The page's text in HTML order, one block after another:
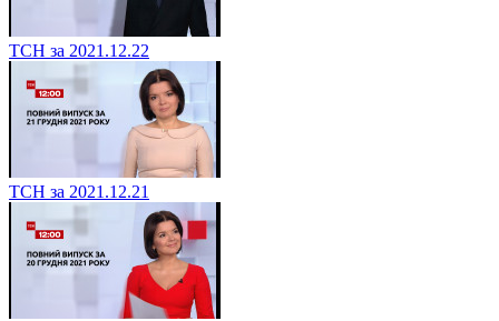
ТСН за 2021.12.22
ТСН за 2021.12.21